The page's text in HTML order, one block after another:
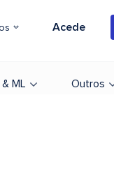
Acede
& ML Outros